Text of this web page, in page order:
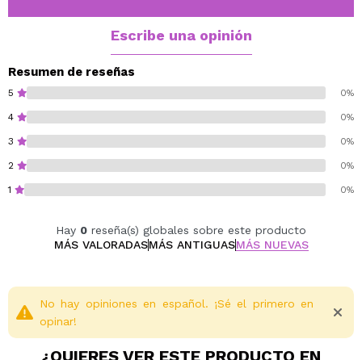
Cruelty free.
Paraben free.
Oil free.
Alcohol free.
Fragrance free.
Escribe una opinión
Resumen de reseñas
5 0%
4 0%
3 0%
2 0%
1 0%
Hay 0 reseña(s) globales sobre este producto
MÁS VALORADASMÁS ANTIGUASMÁS NUEVAS
No hay opiniones en español. ¡Sé el primero en
opinar!
¿QUIERES VER ESTE PRODUCTO EN